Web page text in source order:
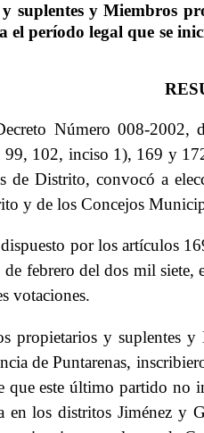
suplentes y Miembros
período legal que se
Número 008-
102, inciso 1), 169 y
Distrito, convocó a
y de los Concejos
por los artículos
febrero del dos mil
votaciones.
propietarios y suplentes
de Puntarenas,
este último partido
los distritos Jiménez